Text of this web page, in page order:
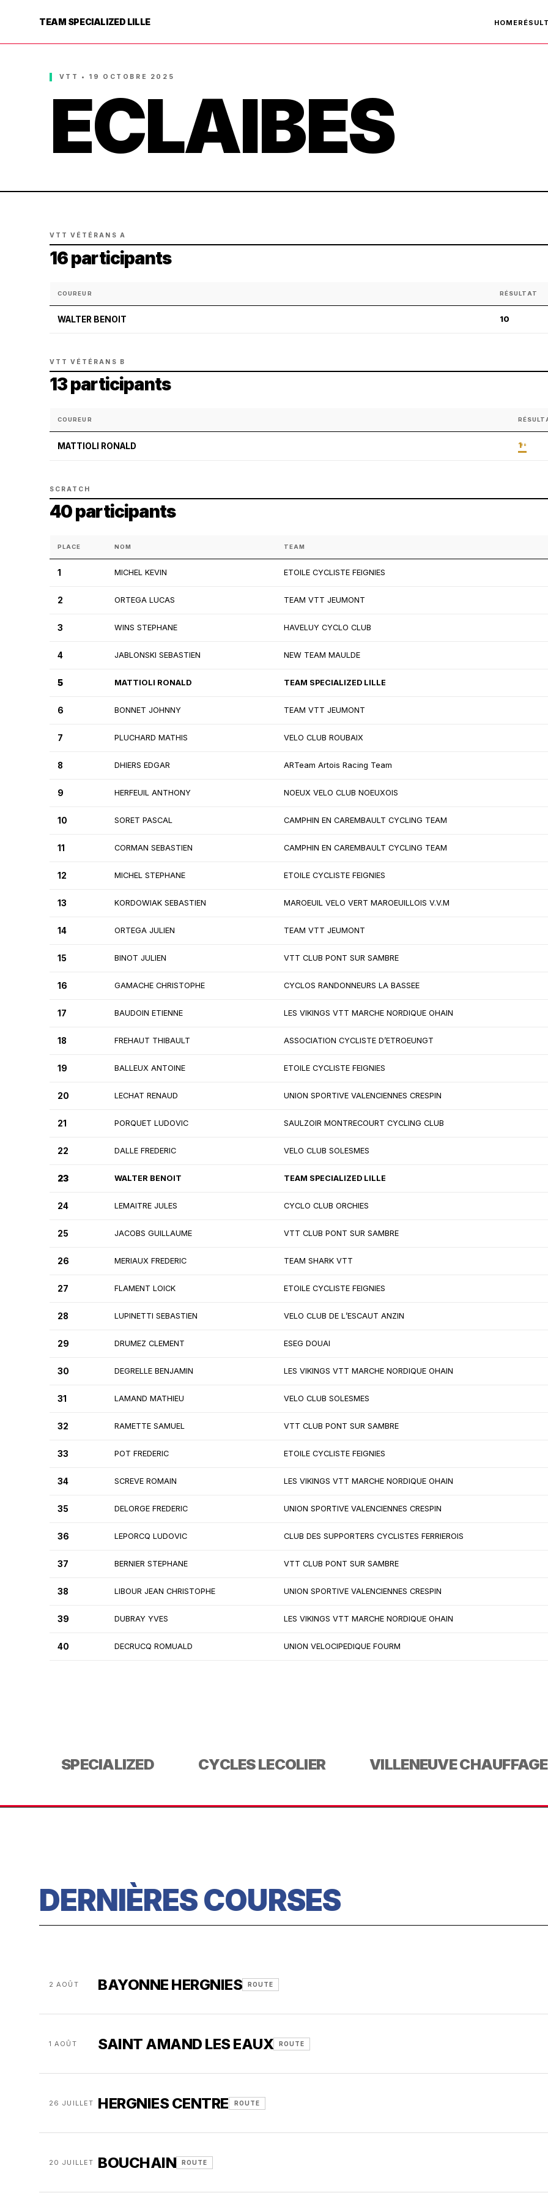
TEAM SPECIALIZED LILLE HOME
VTT • 19 OCTOBRE 2025
ECLAIBES
VTT VÉTÉRANS A
16 participants
COUREUR RÉSULTAT
WALTER BENOIT 10
VTT VÉTÉRANS B
13 participants
COUREUR
MATTIOLI RONALD 1ER
SCRATCH
40 participants
PLACE NOM TEAM
1 MICHEL KEVIN ETOILE CYCLISTE FEIGNIES
2 ORTEGA LUCAS TEAM VTT JEUMONT
3 WINS STEPHANE HAVELUY CYCLO CLUB
4 JABLONSKI SEBASTIEN NEW TEAM MAULDE
5 MATTIOLI RONALD TEAM SPECIALIZED LILLE
6 BONNET JOHNNY TEAM VTT JEUMONT
7 PLUCHARD MATHIS VELO CLUB ROUBAIX
8 DHIERS EDGAR ARTeam Artois Racing Team
9 HERFEUIL ANTHONY NOEUX VELO CLUB NOEUXOIS
10 SORET PASCAL CAMPHIN EN CAREMBAULT CYCLING TEAM
11 CORMAN SEBASTIEN CAMPHIN EN CAREMBAULT CYCLING TEAM
12 MICHEL STEPHANE ETOILE CYCLISTE FEIGNIES
13 KORDOWIAK SEBASTIEN MAROEUIL VELO VERT MAROEUILLOIS V.V.M
14 ORTEGA JULIEN TEAM VTT JEUMONT
15 BINOT JULIEN VTT CLUB PONT SUR SAMBRE
16 GAMACHE CHRISTOPHE CYCLOS RANDONNEURS LA BASSEE
17 BAUDOIN ETIENNE LES VIKINGS VTT MARCHE NORDIQUE OHAIN
18 FREHAUT THIBAULT ASSOCIATION CYCLISTE D’ETROEUNGT
19 BALLEUX ANTOINE ETOILE CYCLISTE FEIGNIES
20 LECHAT RENAUD UNION SPORTIVE VALENCIENNES CRESPIN
21 PORQUET LUDOVIC SAULZOIR MONTRECOURT CYCLING CLUB
22 DALLE FREDERIC VELO CLUB SOLESMES
23 WALTER BENOIT TEAM SPECIALIZED LILLE
24 LEMAITRE JULES CYCLO CLUB ORCHIES
25 JACOBS GUILLAUME VTT CLUB PONT SUR SAMBRE
26 MERIAUX FREDERIC TEAM SHARK VTT
27 FLAMENT LOICK ETOILE CYCLISTE FEIGNIES
28 LUPINETTI SEBASTIEN VELO CLUB DE L’ESCAUT ANZIN
29 DRUMEZ CLEMENT ESEG DOUAI
30 DEGRELLE BENJAMIN LES VIKINGS VTT MARCHE NORDIQUE OHAIN
31 LAMAND MATHIEU VELO CLUB SOLESMES
32 RAMETTE SAMUEL VTT CLUB PONT SUR SAMBRE
33 POT FREDERIC ETOILE CYCLISTE FEIGNIES
34 SCREVE ROMAIN LES VIKINGS VTT MARCHE NORDIQUE OHAIN
35 DELORGE FREDERIC UNION SPORTIVE VALENCIENNES CRESPIN
36 LEPORCQ LUDOVIC CLUB DES SUPPORTERS CYCLISTES FERRIEROIS
37 BERNIER STEPHANE VTT CLUB PONT SUR SAMBRE
38 LIBOUR JEAN CHRISTOPHE UNION SPORTIVE VALENCIENNES CRESPIN
39 DUBRAY YVES LES VIKINGS VTT MARCHE NORDIQUE OHAIN
40 DECRUCQ ROMUALD UNION VELOCIPEDIQUE FOURM
SPECIALIZED CYCLES LECOLIER VILLENEUVE CHAUFFAGE
DERNIÈRES COURSES
2 AOÛT BAYONNE HERGNIES ROUTE
1 AOÛT SAINT AMAND LES EAUX ROUTE
26 JUILLET HERGNIES CENTRE ROUTE
20 JUILLET BOUCHAIN ROUTE